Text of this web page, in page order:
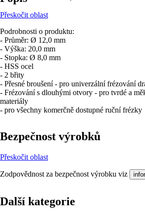
Přeskočit oblast
Podrobnosti o produktu:
- Průměr: Ø 12,0 mm
- Výška: 20,0 mm
- Stopka: Ø 8,0 mm
- HSS ocel
- 2 břity
- Přesné broušení - pro univerzální frézování
- Frézování s dlouhými otvory - pro tvrdé a
materiály
- pro všechny komerčně dostupné ruční frézky
Bezpečnost výrobků
Přeskočit oblast
Zodpovědnost za bezpečnost výrobku viz
Další kategorie